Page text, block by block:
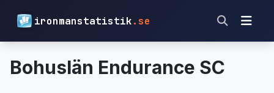
ironmanstatistik.se
Bohuslän Endurance SC